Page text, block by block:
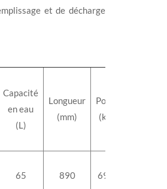
et de décharge
Capacité
en eau
(L)
Longueur
(mm)
Poids
(kg)
65 890 69,3